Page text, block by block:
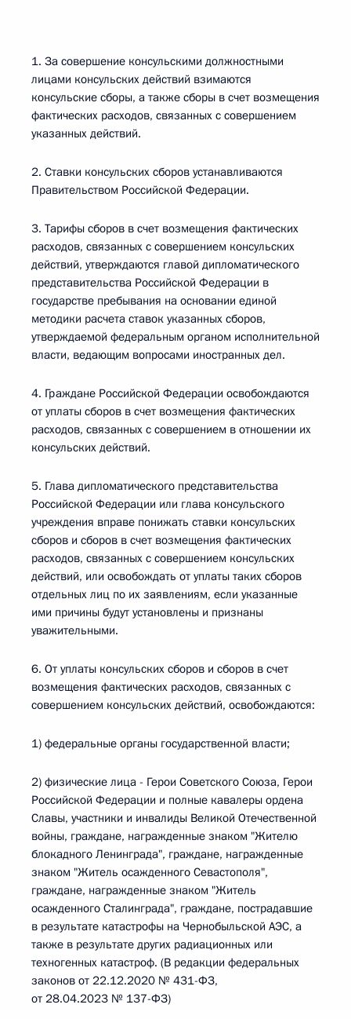
1. За совершение консульскими должностными
лицами консульских действий взимаются
консульские сборы, а также сборы в счет возмещения
фактических расходов, связанных с совершением
указанных действий.
2. Ставки консульских сборов устанавливаются
Правительством Российской Федерации.
3. Тарифы сборов в счет возмещения фактических
расходов, связанных с совершением консульских
действий, утверждаются главой дипломатического
представительства Российской Федерации в
государстве пребывания на основании единой
методики расчета ставок указанных сборов,
утверждаемой федеральным органом исполнительной
власти, ведающим вопросами иностранных дел.
4. Граждане Российской Федерации освобождаются
от уплаты сборов в счет возмещения фактических
расходов, связанных с совершением в отношении их
консульских действий.
5. Глава дипломатического представительства
Российской Федерации или глава консульского
учреждения вправе понижать ставки консульских
сборов и сборов в счет возмещения фактических
расходов, связанных с совершением консульских
действий, или освобождать от уплаты таких сборов
отдельных лиц по их заявлениям, если указанные
ими причины будут установлены и признаны
уважительными.
6. От уплаты консульских сборов и сборов в счет
возмещения фактических расходов, связанных с
совершением консульских действий, освобождаются:
1) федеральные органы государственной власти;
2) физические лица - Герои Советского Союза, Герои
Российской Федерации и полные кавалеры ордена
Славы, участники и инвалиды Великой Отечественной
войны, граждане, награжденные знаком "Жителю
блокадного Ленинграда", граждане, награжденные
знаком "Житель осажденного Севастополя",
граждане, награжденные знаком "Житель
осажденного Сталинграда", граждане, пострадавшие
в результате катастрофы на Чернобыльской АЭС, а
также в результате других радиационных или
техногенных катастроф. (В редакции федеральных
законов от 22.12.2020 № 431-ФЗ,
от 28.04.2023 № 137-ФЗ)